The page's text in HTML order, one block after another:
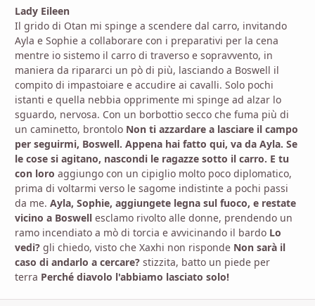
Lady Eileen
Il grido di Otan mi spinge a scendere dal carro, invitando
Ayla e Sophie a collaborare con i preparativi per la cena
mentre io sistemo il carro di traverso e sopravvento, in
maniera da ripararci un pò di più, lasciando a Boswell il
compito di impastoiare e accudire ai cavalli. Solo pochi
istanti e quella nebbia opprimente mi spinge ad alzar lo
sguardo, nervosa. Con un borbottio secco che fuma più di
un caminetto, brontolo Non ti azzardare a lasciare il campo
per seguirmi, Boswell. Appena hai fatto qui, va da Ayla. Se
le cose si agitano, nascondi le ragazze sotto il carro. E tu
con loro aggiungo con un cipiglio molto poco diplomatico,
prima di voltarmi verso le sagome indistinte a pochi passi
da me. Ayla, Sophie, aggiungete legna sul fuoco, e restate
vicino a Boswell esclamo rivolto alle donne, prendendo un
ramo incendiato a mò di torcia e avvicinando il bardo Lo
vedi? gli chiedo, visto che Xaxhi non risponde Non sarà il
caso di andarlo a cercare? stizzita, batto un piede per
terra Perché diavolo l'abbiamo lasciato solo!